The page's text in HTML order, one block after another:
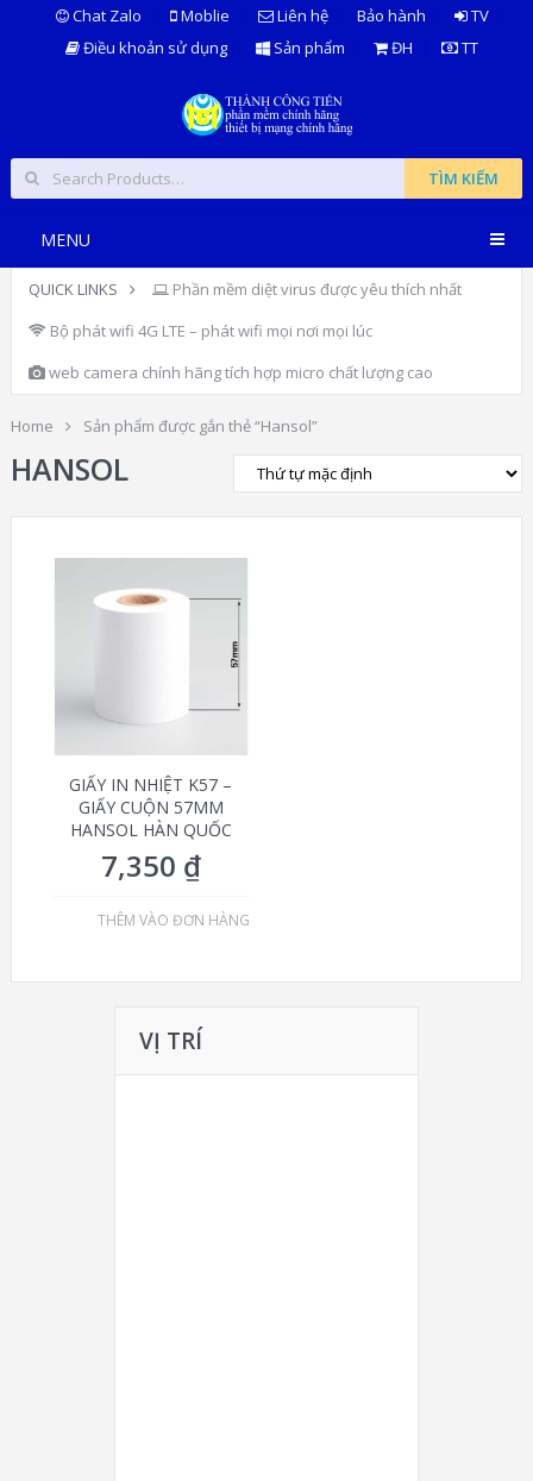
Chat Zalo Moblie Liên hệ Bảo hành
TV
Điều khoản sử dụng
Sản phẩm ĐH TT
TÌM KIẾM
MENU
QUICK LINKS
Phần mềm diệt virus được yêu thích nhất
Bộ phát wifi 4G LTE – phát wifi mọi nơi mọi lúc
web camera chính hãng tích hợp micro chất lượng cao
Home Sản phẩm được gắn thẻ “Hansol”
HANSOL
GIẤY IN NHIỆT K57 –
GIẤY CUỘN 57MM
HANSOL HÀN QUỐC
7,350 ₫
THÊM VÀO ĐƠN HÀNG
VỊ TRÍ